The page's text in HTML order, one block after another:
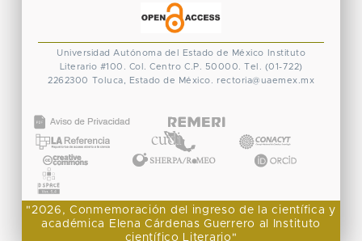
Universidad Autónoma del Estado de México
Instituto
Literario #100. Col. Centro C.P. 50000. Tel. (01-722)
2262300 Toluca, Estado de México. rectoria@uaemex.mx
"2026, Conmemoración del ingreso de la científica y
académica Elena Cárdenas Guerrero al Instituto
científico Literario"